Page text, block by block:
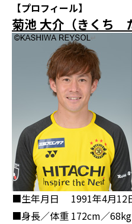
【プロフィール】
菊池 大介（きくち
■生年月日
1991年4月12
■身長／体重 172cm／68kg